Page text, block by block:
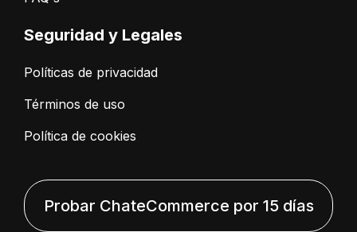
Seguridad y Legales
Políticas de privacidad
Términos de uso
Política de cookies
Probar ChateCommerce por 15 días